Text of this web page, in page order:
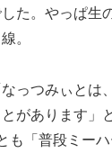
た。やっぱ生
。
っつみぃとは
があります」
も「普段ミー